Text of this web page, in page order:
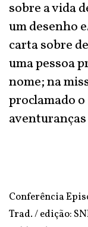
sobre a vida
um desenho
carta sobre
uma pessoa
nome; na
proclamado
Conferência
Trad. / edição: